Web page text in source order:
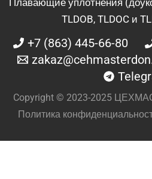
Плавающие уплотнения
TLDOB, TLDOC и
+7 (863) 445-66-80
Copyright © 2023-2025
Политика